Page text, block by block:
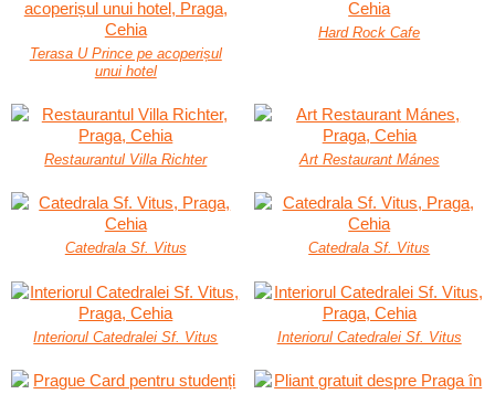
Terasa U Prince pe acoperișul
unui hotel
Hard Rock Cafe
Restaurantul Villa Richter Art Restaurant Mánes
Catedrala Sf. Vitus Catedrala Sf. Vitus
Interiorul Catedralei Sf. Vitus Interiorul Catedralei Sf. Vitus